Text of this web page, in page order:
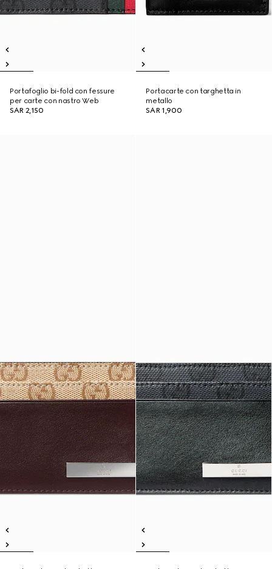
Portafoglio bi-fold con fessure
per carte con nastro Web
SAR 2,150
Portacarte con targhetta in
metallo
SAR 1,900